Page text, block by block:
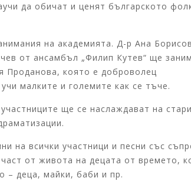
да обичат и ценят българското
на академията. Д-р Ана
от ансамбъл „Филип Кутев“ ще
Проданова, която е доброволец
малките и големите как се тъче.
ще се наслаждават на
на всички участници и песни със
от живота на децата от времето,
– деца, майки, баби и пр.
(ИАБЧ) награди деца и
тазгодишните издания
Виж повече +